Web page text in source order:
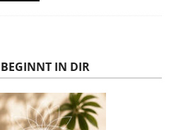
IN DIR